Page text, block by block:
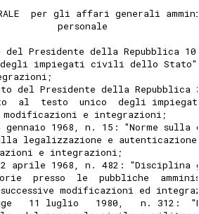
per gli affari generali
personale
del Presidente della Repubblica
impiegati civili dello Stato",
del Presidente della Repubblica
al  testo  unico  degli
modificazioni e integrazioni;
gennaio 1968, n. 15: "Norme sulla
legalizzazione e
e integrazioni;
aprile 1968, n. 482: "Disciplina
presso  le  pubbliche
modificazioni ed
11 luglio   1980,   n. 312: